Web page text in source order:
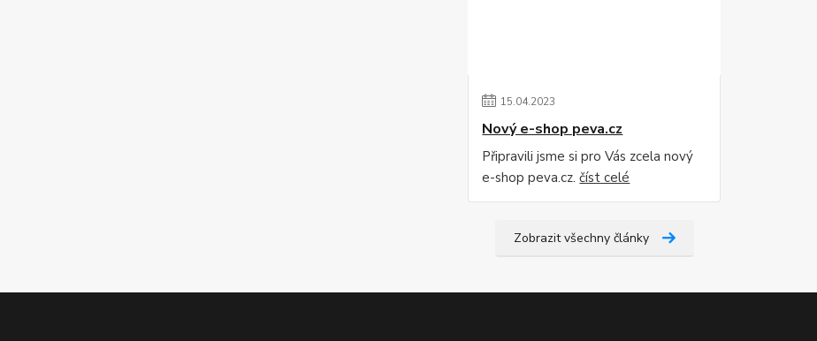
15.04.2023
Nový e-shop peva.cz
Připravili jsme si pro Vás zcela nový
e-shop peva.cz.číst celé
Zobrazit všechny články